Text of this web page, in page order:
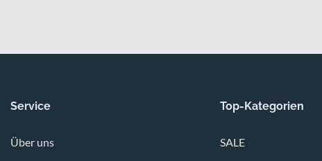
Service
Über uns
Top-Kategorien
SALE